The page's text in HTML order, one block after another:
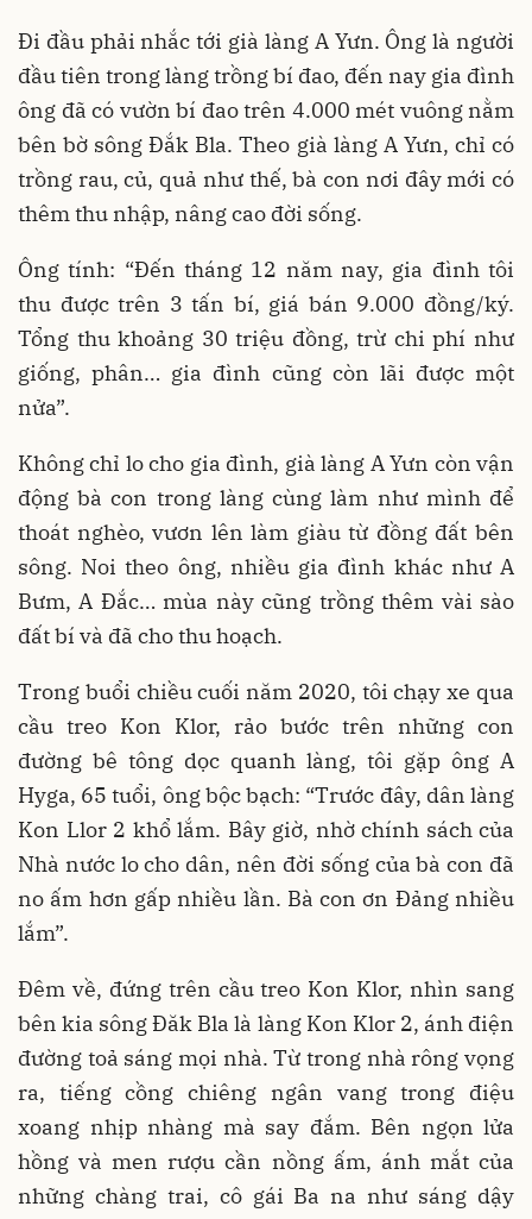
Đi đầu phải nhắc tới già làng A Yưn. Ông là người
đầu tiên trong làng trồng bí đao, đến nay gia đình
ông đã có vườn bí đao trên 4.000 mét vuông nằm
bên bờ sông Đắk Bla. Theo già làng A Yưn, chỉ có
trồng rau, củ, quả như thế, bà con nơi đây mới có
thêm thu nhập, nâng cao đời sống.
Ông tính: “Đến tháng 12 năm nay, gia đình tôi
thu được trên 3 tấn bí, giá bán 9.000 đồng/ký.
Tổng thu khoảng 30 triệu đồng, trừ chi phí như
giống, phân… gia đình cũng còn lãi được một
nửa”.
Không chỉ lo cho gia đình, già làng A Yưn còn vận
động bà con trong làng cùng làm như mình để
thoát nghèo, vươn lên làm giàu từ đồng đất bên
sông. Noi theo ông, nhiều gia đình khác như A
Bưm, A Đắc… mùa này cũng trồng thêm vài sào
đất bí và đã cho thu hoạch.
Trong buổi chiều cuối năm 2020, tôi chạy xe qua
cầu treo Kon Klor, rảo bước trên những con
đường bê tông dọc quanh làng, tôi gặp ông A
Hyga, 65 tuổi, ông bộc bạch: “Trước đây, dân làng
Kon Llor 2 khổ lắm. Bây giờ, nhờ chính sách của
Nhà nước lo cho dân, nên đời sống của bà con đã
no ấm hơn gấp nhiều lần. Bà con ơn Đảng nhiều
lắm”.
Đêm về, đứng trên cầu treo Kon Klor, nhìn sang
bên kia sông Đăk Bla là làng Kon Klor 2, ánh điện
đường toả sáng mọi nhà. Từ trong nhà rông vọng
ra, tiếng cồng chiêng ngân vang trong điệu
xoang nhịp nhàng mà say đắm. Bên ngọn lửa
hồng và men rượu cần nồng ấm, ánh mắt của
những chàng trai, cô gái Ba na như sáng dậy